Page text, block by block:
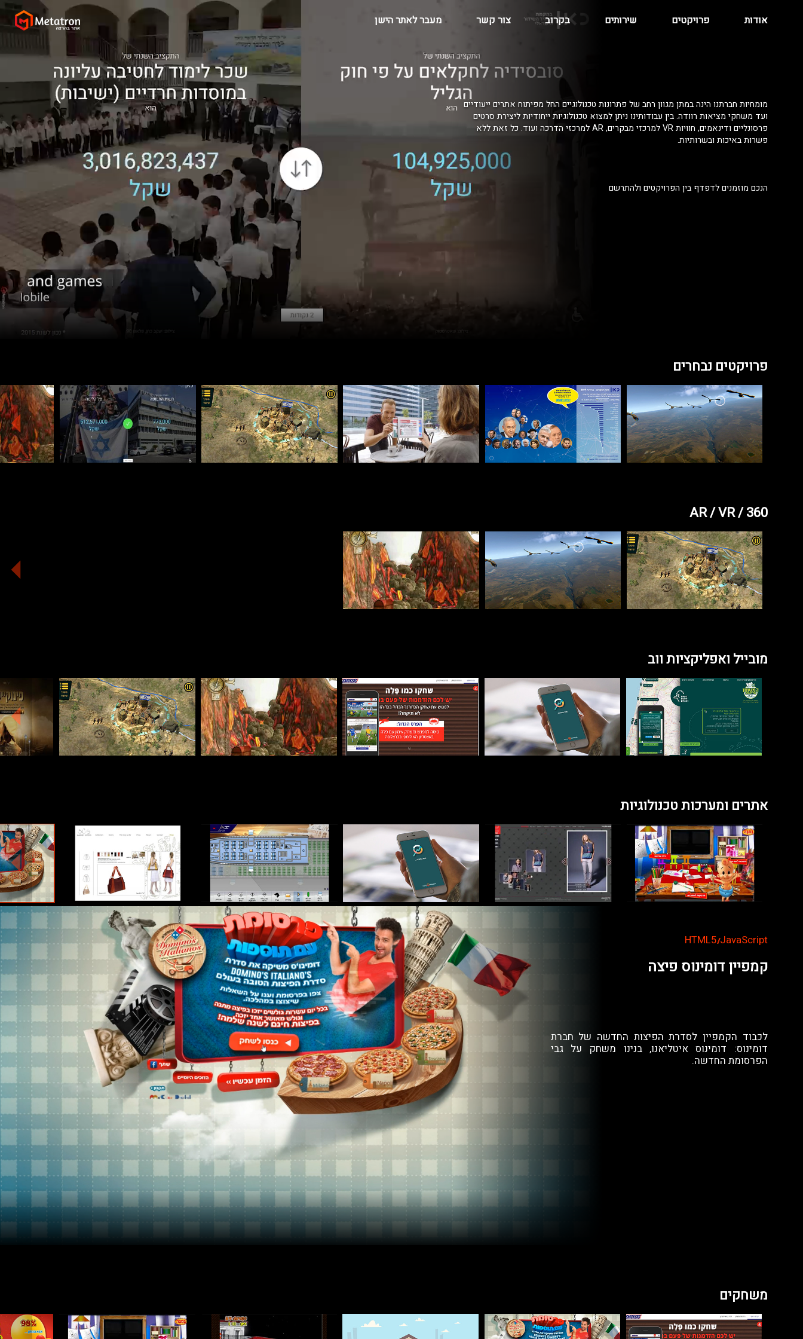
אודות פרויקטים שירותים בקרוב צור קשר מעבר לאתר הישן
מומחיות חברתנו הינה במתן מגוון רחב של פתרונות טכנולוגיים החל מפיתוח אתרים ייעודיים
ועד משחקי מציאות רוודה. בין עבודותינו ניתן למצוא טכנולוגיות ייחודיות ליצירת סרטים
פרסונליים ודינאמים, חוויות VR למרכזי מבקרים, AR למרכזי הדרכה ועוד. כל זאת ללא
פשרות באיכות ובשרותיות.
הנכם מוזמנים לדפדף בין הפרויקטים ולהתרשם
פרויקטים נבחרים
AR / VR / 360
מובייל ואפליקציות ווב
אתרים ומערכות טכנולוגיות
HTML5//JavaScript
קמפיין דומינוס פיצה
לכבוד הקמפיין לסדרת הפיצות החדשה של חברת
דומינוס: דומינוס איטליאנו, בנינו משחק על גבי
הפרסומת החדשה.
משחקים